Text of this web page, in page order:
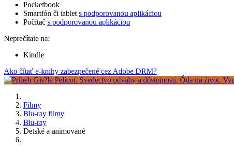
Pocketbook
Smartfón či tablet s podporovanou aplikáciou
Počítač s podporovanou aplikáciou
Neprečítate na:
Kindle
Ako čítať e-knihy zabezpečené cez Adobe DRM?
Filmy
Blu-ray filmy
Blu-ray
Detské a animované